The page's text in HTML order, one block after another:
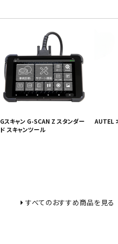
Gスキャン G-SCAN Z スタンダー
ド スキャンツール
AUTEL
すべてのおすすめ商品を見る